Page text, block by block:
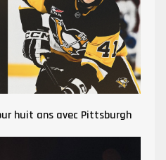
huit ans avec Pittsburgh